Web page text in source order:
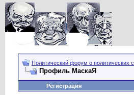
Политический форум о политических
Профиль МаскаЯ
Регистрация